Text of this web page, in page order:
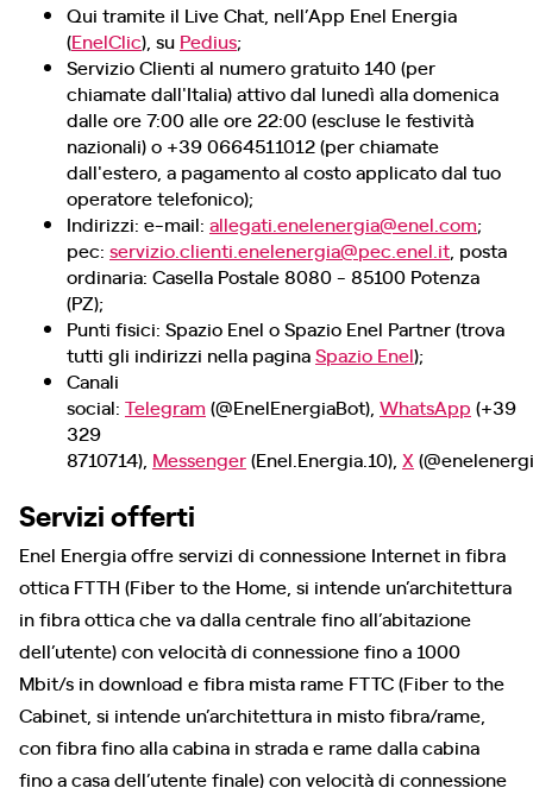
Qui tramite il Live Chat, nell’App Enel Energia
(EnelClic), su Pedius;
Servizio Clienti al numero gratuito 140 (per
chiamate dall'Italia) attivo dal lunedì alla domenica
dalle ore 7:00 alle ore 22:00 (escluse le festività
nazionali) o +39 0664511012 (per chiamate
dall'estero, a pagamento al costo applicato dal tuo
operatore telefonico);
Indirizzi: e-mail: allegati.enelenergia@enel.com;
pec: servizio.clienti.enelenergia@pec.enel.it , posta
ordinaria: Casella Postale 8080 - 85100 Potenza
(PZ);
Punti fisici: Spazio Enel o Spazio Enel Partner (trova
tutti gli indirizzi nella paginaSpazio Enel);
Canali
social: Telegram(@EnelEnergiaBot), WhatsApp (+39
329
8710714), Messenger(Enel.Energia.10), X
Servizi offerti
Enel Energia offre servizi di connessione Internet in fibra
ottica FTTH (Fiber to the Home, si intende un’architettura
in fibra ottica che va dalla centrale fino all’abitazione
dell’utente) con velocità di connessione fino a 1000
Mbit/s in download e fibra mista rame FTTC (Fiber to the
Cabinet, si intende un’architettura in misto fibra/rame,
con fibra fino alla cabina in strada e rame dalla cabina
fino a casa dell’utente finale) con velocità di connessione